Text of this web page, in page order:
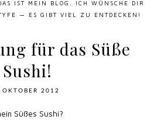
IST MEIN BLOG. ICH WÜNSCHE DIR
— ES GIBT VIEL ZU ENTDECKEN!
für das Süße
Sushi!
OKTOBER 2012
Süßes Sushi?